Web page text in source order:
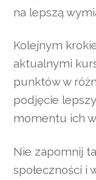
na lepszą
Kolejnym
aktualnymi
punktów w
podjęcie
momentu ich
Nie zapomnij
społeczności i